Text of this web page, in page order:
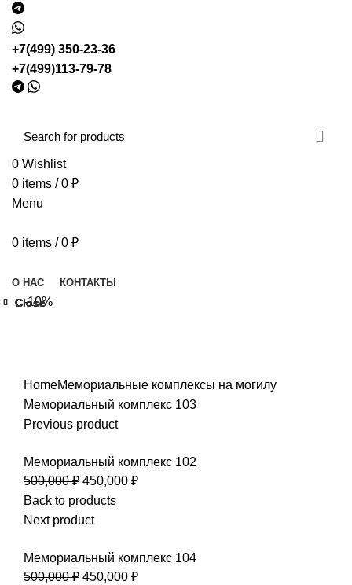
+7(499) 350-23-36
+7(499)113-79-78
0 Wishlist
0 items / 0 ₽
Menu
0 items / 0 ₽
О НАС КОНТАКТЫ
-10%
HomeМемориальные комплексы на могилу
Мемориальный комплекс 103
Previous product
Мемориальный комплекс 102
500,000₽ 450,000 ₽
Back to products
Next product
Мемориальный комплекс 104
500,000₽ 450,000 ₽
Close
Close
Close
Close
Close
Close
Close
Close